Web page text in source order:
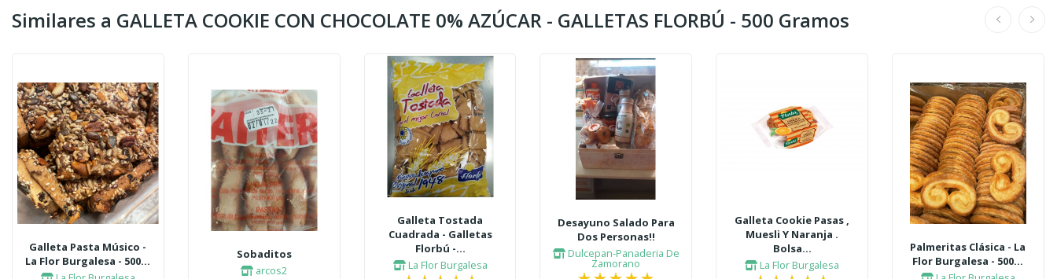
Similares a GALLETA COOKIE CON CHOCOLATE 0% AZÚCAR - GALLETAS FLORBÚ - 500 Gramos
Galleta Pasta Músico -
La Flor Burgalesa - 500...
Sobaditos
arcos2
Galleta Tostada
Cuadrada - Galletas
Florbú -...
La Flor Burgalesa
Desayuno Salado Para
Dos Personas!!
Dulcepan-Panaderia De
Zamorano
Galleta Cookie Pasas ,
Muesli Y Naranja .
Bolsa...
La Flor Burgalesa
Palmeritas Clásica - La
Flor Burgalesa - 500...